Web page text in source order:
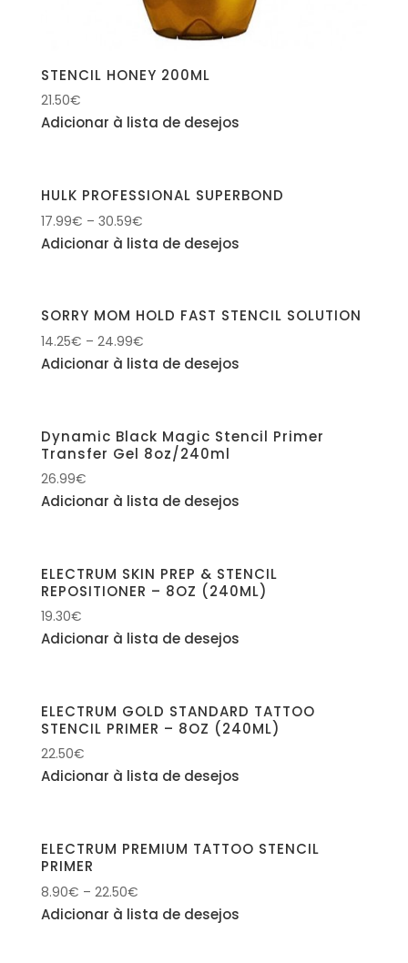
STENCIL HONEY 200ML
21.50€
Adicionar à lista de desejos
HULK PROFESSIONAL SUPERBOND
17.99€ – 30.59€
Adicionar à lista de desejos
SORRY MOM HOLD FAST STENCIL SOLUTION
14.25€ – 24.99€
Adicionar à lista de desejos
Dynamic Black Magic Stencil Primer
Transfer Gel 8oz/240ml
26.99€
Adicionar à lista de desejos
ELECTRUM SKIN PREP & STENCIL
REPOSITIONER – 8OZ (240ML)
19.30€
Adicionar à lista de desejos
ELECTRUM GOLD STANDARD TATTOO
STENCIL PRIMER – 8OZ (240ML)
22.50€
Adicionar à lista de desejos
ELECTRUM PREMIUM TATTOO STENCIL
PRIMER
8.90€ – 22.50€
Adicionar à lista de desejos